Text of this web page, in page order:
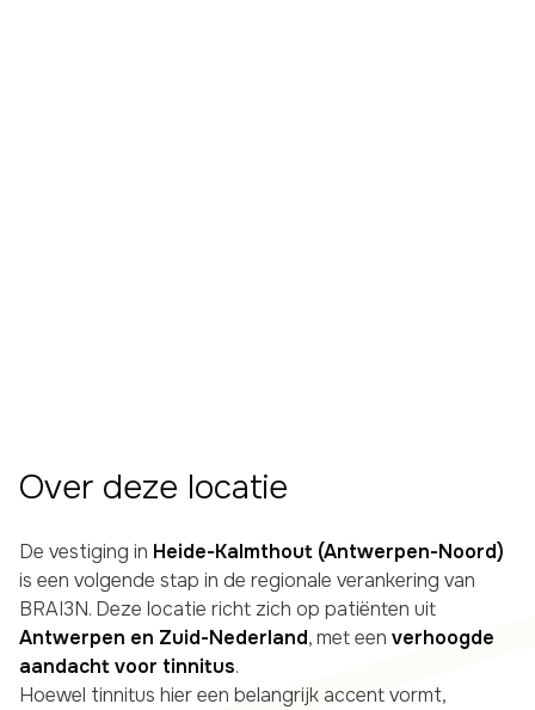
Over deze locatie
De vestiging in Heide-Kalmthout (Antwerpen-Noord)
is een volgende stap in de regionale verankering van
BRAI3N. Deze locatie richt zich op patiënten uit
Antwerpen en Zuid-Nederland, met een verhoogde
aandacht voor tinnitus.
Hoewel tinnitus hier een belangrijk accent vormt,